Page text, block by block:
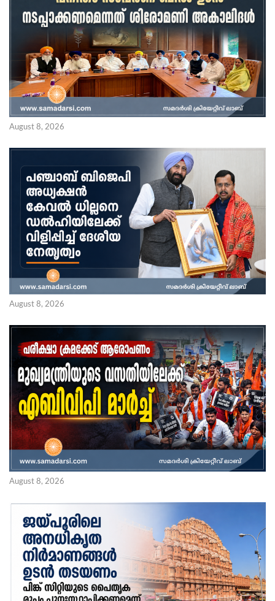
August 8, 2026
August 8, 2026
August 8, 2026